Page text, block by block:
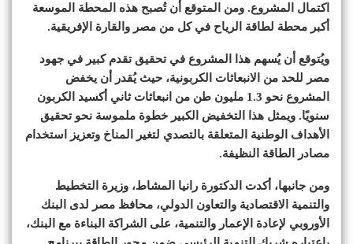
اكتمال المشروع. ومن المتوقع أن تُصبح هذه المحطة الموسعة
أكبر محطة لطاقة الرياح في كل من مصر والقارة الإفريقية.
ويُتوقع أن يُسهم هذا المشروع في تحقيق تقدم كبير في جهود
مصر للحد من الانبعاثات الكربونية، حيث يُقدر أن يخفض
المشروع نحو 1.3 مليون طن من انبعاثات ثاني أكسيد الكربون
سنويًا. ويمثل هذا التخفيض الكبير خطوة ملموسة نحو تحقيق
الأهداف الوطنية المتعلقة بالتصدي لتغير المناخ وتعزيز استخدام
مصادر الطاقة النظيفة.
ومن جانبها، أكدت الدكتورة رانيا المشاط، وزيرة التخطيط
والتنمية الاقتصادية والتعاون الدولي، محافظ مصر لدى البنك
الأوروبي لإعادة الإعمار والتنمية، على الشراكة البناءة مع البنك،